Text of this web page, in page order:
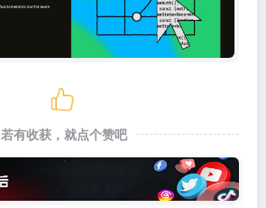
若有收获，就点个赞吧